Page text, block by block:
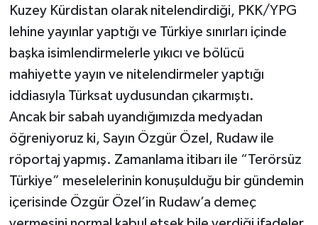
Kuzey Kürdistan olarak nitelendirdiği, PKK/YPG
lehine yayınlar yaptığı ve Türkiye sınırları içinde
başka isimlendirmelerle yıkıcı ve bölücü
mahiyette yayın ve nitelendirmeler yaptığı
iddiasıyla Türksat uydusundan çıkarmıştı.
Ancak bir sabah uyandığımızda medyadan
öğreniyoruz ki, Sayın Özgür Özel, Rudaw ile
röportaj yapmış. Zamanlama itibarı ile “Terörsüz
Türkiye” meselelerinin konuşulduğu bir gündemin
içerisinde Özgür Özel’in Rudaw’a demeç